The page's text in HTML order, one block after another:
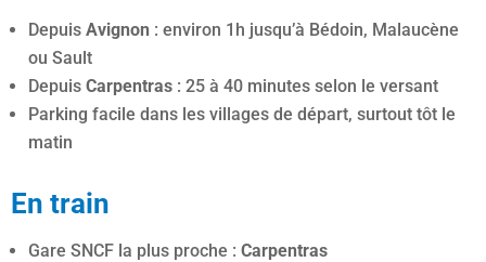
Depuis Avignon : environ 1h jusqu’à Bédoin, Malaucène
ou Sault
Depuis Carpentras: 25 à 40 minutes selon le versant
Parking facile dans les villages de départ, surtout tôt le
matin
En train
Gare SNCF la plus proche : Carpentras